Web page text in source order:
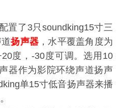
置了3只soundking15寸三
扬声器 ，水平覆盖角度为
度，-30度可调。选用10
器作为影院环绕声道扬声
单15寸低音扬声器来播